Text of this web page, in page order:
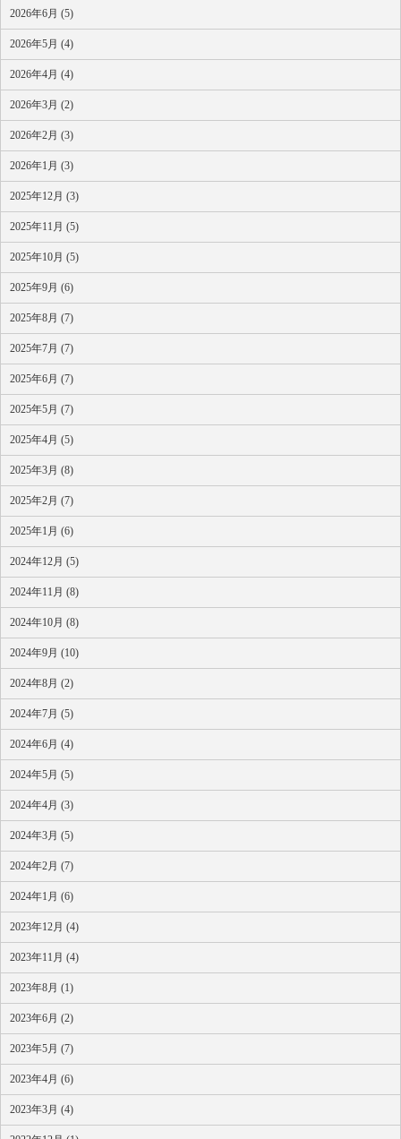
2026年6月 (5)
2026年5月 (4)
2026年4月 (4)
2026年3月 (2)
2026年2月 (3)
2026年1月 (3)
2025年12月 (3)
2025年11月 (5)
2025年10月 (5)
2025年9月 (6)
2025年8月 (7)
2025年7月 (7)
2025年6月 (7)
2025年5月 (7)
2025年4月 (5)
2025年3月 (8)
2025年2月 (7)
2025年1月 (6)
2024年12月 (5)
2024年11月 (8)
2024年10月 (8)
2024年9月 (10)
2024年8月 (2)
2024年7月 (5)
2024年6月 (4)
2024年5月 (5)
2024年4月 (3)
2024年3月 (5)
2024年2月 (7)
2024年1月 (6)
2023年12月 (4)
2023年11月 (4)
2023年8月 (1)
2023年6月 (2)
2023年5月 (7)
2023年4月 (6)
2023年3月 (4)